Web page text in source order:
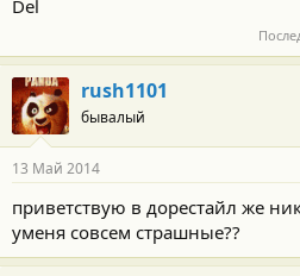
ы
Del
rush1101
бывалый
13 Май 2014
приветствую в дорестайл же
уменя совсем страшные??